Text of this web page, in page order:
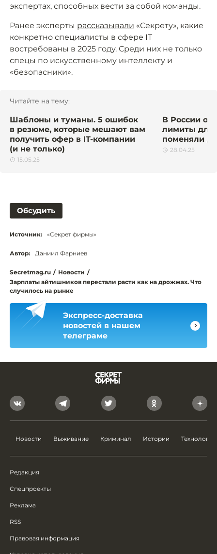
экспертах, способных вести за собой команды.
Ранее эксперты рассказывали «Секрету», какие
конкретно специалисты в сфере IT
востребованы в 2025 году. Среди них не только
спецы по искусственному интеллекту и
«безопасники».
Читайте на тему:
Шаблоны и туманы. 5 ошибок
в резюме, которые мешают вам
получить офер в IT-компании
(и не только)
15.05.25
В России
лимиты для
поменяли
28.04.25
Обсудить
Источник: «Секрет фирмы»
Автор: Даниил Фарниев
Secretmag.ru / Новости /
Зарплаты айтишников перестали расти как на дрожжах. Что
случилось на рынке
Экспресс-доставка
новостей в нашем
телеграме
Новости Выживание Криминал Истории Технологии
Редакция
Спецпроекты
Реклама
RSS
Правовая информация